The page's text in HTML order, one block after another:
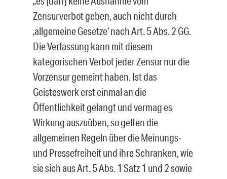
Zensurverbot geben, auch nicht durch
‚allgemeine Gesetze‘ nach Art. 5 Abs. 2 GG.
Die Verfassung kann mit diesem
kategorischen Verbot jeder Zensur nur die
Vorzensur gemeint haben. Ist das
Geisteswerk erst einmal an die
Öffentlichkeit gelangt und vermag es
Wirkung auszuüben, so gelten die
allgemeinen Regeln über die Meinungs-
und Pressefreiheit und ihre Schranken, wie
sie sich aus Art. 5 Abs. 1 Satz 1 und 2 sowie